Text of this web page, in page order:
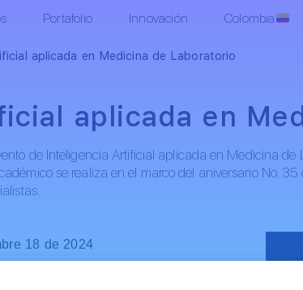
Portafolio Innovación Colombia
aplicada en Medicina de Laboratorio
aplicada en
de Inteligencia Artificial aplicada en Medicina
se realiza en el marco del aniversario No.
18 de 2024